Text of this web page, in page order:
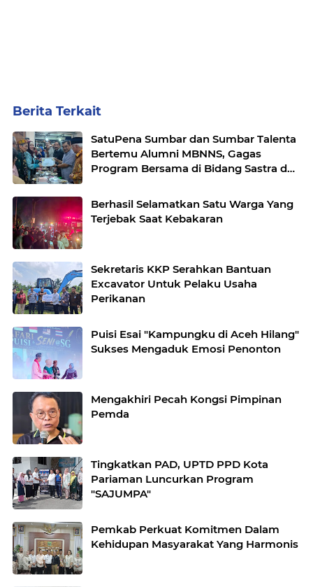
Berita Terkait
SatuPena Sumbar dan Sumbar Talenta
Bertemu Alumni MBNNS, Gagas
Program Bersama di Bidang Sastra dan
Berhasil Selamatkan Satu Warga Yang
Terjebak Saat Kebakaran
Sekretaris KKP Serahkan Bantuan
Excavator Untuk Pelaku Usaha
Perikanan
Puisi Esai "Kampungku di Aceh Hilang"
Sukses Mengaduk Emosi Penonton
Mengakhiri Pecah Kongsi Pimpinan
Pemda
Tingkatkan PAD, UPTD PPD Kota
Pariaman Luncurkan Program
"SAJUMPA"
Pemkab Perkuat Komitmen Dalam
Kehidupan Masyarakat Yang Harmonis